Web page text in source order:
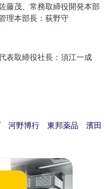
藤茂、常務取締役開発本部
理本部長：荻野守
表取締役社長：須江一成
河野博行 東邦薬品
濱田